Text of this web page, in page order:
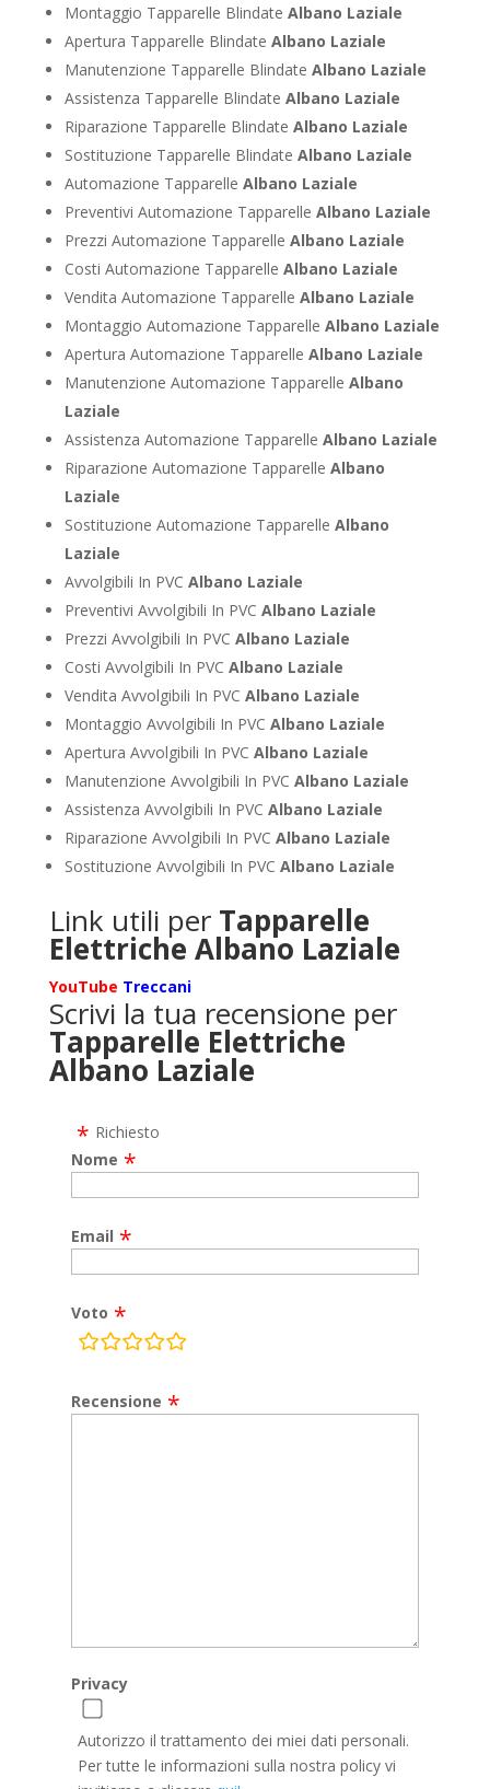
Montaggio Tapparelle Blindate Albano Laziale
Apertura Tapparelle Blindate Albano Laziale
Manutenzione Tapparelle Blindate Albano Laziale
Assistenza Tapparelle Blindate Albano Laziale
Riparazione Tapparelle Blindate Albano Laziale
Sostituzione Tapparelle Blindate Albano Laziale
Automazione Tapparelle Albano Laziale
Preventivi Automazione Tapparelle Albano Laziale
Prezzi Automazione Tapparelle Albano Laziale
Costi Automazione Tapparelle Albano Laziale
Vendita Automazione Tapparelle Albano Laziale
Montaggio Automazione Tapparelle Albano Laziale
Apertura Automazione Tapparelle Albano Laziale
Manutenzione Automazione Tapparelle Albano
Laziale
Assistenza Automazione Tapparelle Albano Laziale
Riparazione Automazione Tapparelle Albano
Laziale
Sostituzione Automazione Tapparelle Albano
Laziale
Avvolgibili In PVC Albano Laziale
Preventivi Avvolgibili In PVC Albano Laziale
Prezzi Avvolgibili In PVC Albano Laziale
Costi Avvolgibili In PVC Albano Laziale
Vendita Avvolgibili In PVC Albano Laziale
Montaggio Avvolgibili In PVC Albano Laziale
Apertura Avvolgibili In PVC Albano Laziale
Manutenzione Avvolgibili In PVC Albano Laziale
Assistenza Avvolgibili In PVC Albano Laziale
Riparazione Avvolgibili In PVC Albano Laziale
Sostituzione Avvolgibili In PVC Albano Laziale
Link utili per Tapparelle
Elettriche Albano Laziale
YouTube Treccani
Scrivi la tua recensione per
Tapparelle Elettriche
Albano Laziale
Richiesto
Nome
Email
Voto
rating
Recensione
Privacy
Autorizzo il trattamento dei miei dati personali.
Per tutte le informazioni sulla nostra policy vi